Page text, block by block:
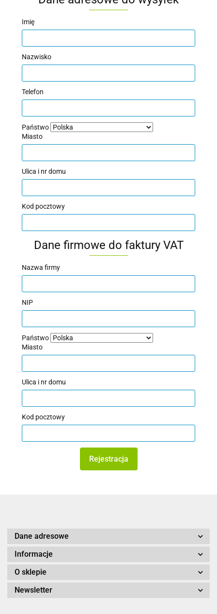
Imię
Nazwisko
Telefon
Państwo
Miasto
Ulica i nr domu
Kod pocztowy
Dane firmowe do faktury VAT
Nazwa firmy
NIP
Państwo
Miasto
Ulica i nr domu
Kod pocztowy
Rejestracja
Dane adresowe
Informacje
O sklepie
Newsletter